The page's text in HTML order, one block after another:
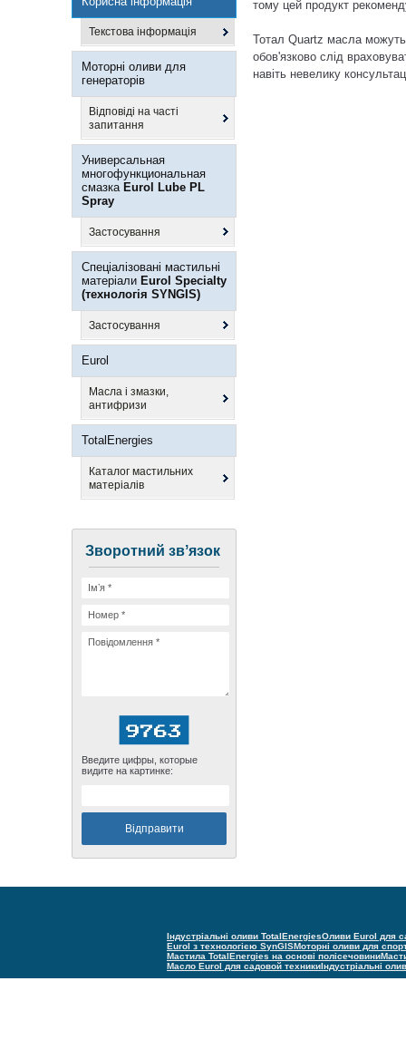
Текстова інформація
Моторні оливи для
генераторів
Відповіді на часті
запитання
Универсальная
многофункциональная
смазка Eurol Lube PL
Spray
Застосування
Спеціалізовані мастильні
матеріали Eurol Specialty
(технологія SYNGIS)
Застосування
Eurol
Масла і змазки,
антифризи
TotalEnergies
Каталог мастильних
матеріалів
Зворотний звʼязок
Введите цифры, которые
видите на картинке:
Індустріальні оливи TotalEnergiesОливи Eurol для
Eurol з технологією SynGISМоторні оливи для
Мастила TotalEnergies на основі полісечовини
Масло Eurol для садовой техникиІндустріальні
тому цей продукт
Тотал Quartz масла можуть
обов'язково слід
навіть невелику